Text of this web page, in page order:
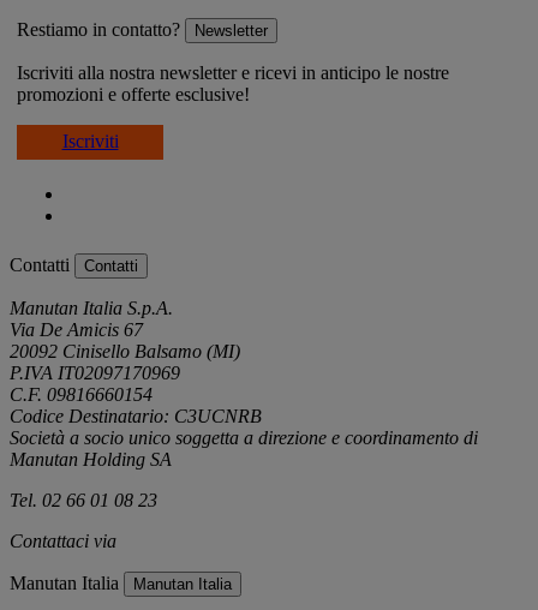
Restiamo in contatto? Newsletter
Iscriviti alla nostra newsletter e ricevi in anticipo le nostre
promozioni e offerte esclusive!
Iscriviti
Contatti Contatti
Manutan Italia S.p.A.
Via De Amicis 67
20092 Cinisello Balsamo (MI)
P.IVA IT02097170969
C.F. 09816660154
Codice Destinatario: C3UCNRB
Società a socio unico soggetta a direzione e coordinamento di
Manutan Holding SA
Tel. 02 66 01 08 23
Contattaci via
Manutan Italia Manutan Italia